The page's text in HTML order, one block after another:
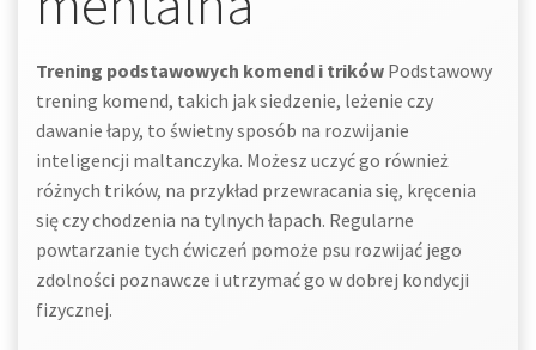
Trening podstawowych komend i trików Podstawowy
trening komend, takich jak siedzenie, leżenie czy
dawanie łapy, to świetny sposób na rozwijanie
inteligencji maltanczyka. Możesz uczyć go również
różnych trików, na przykład przewracania się, kręcenia
się czy chodzenia na tylnych łapach. Regularne
powtarzanie tych ćwiczeń pomoże psu rozwijać jego
zdolności poznawcze i utrzymać go w dobrej kondycji
fizycznej.